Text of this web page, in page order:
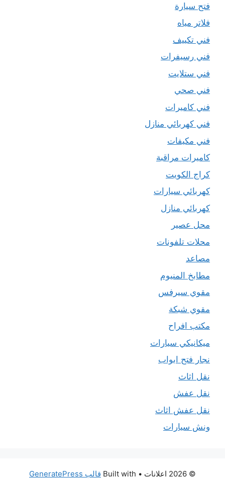
فتح سيارة
فلاتر مياه
فني تكييف
فني رسيفرات
فني ستلايت
فني صحي
فني كاميرات
فني كهربائي منازل
فني مكيفات
كاميرات مراقبة
كراج الكويت
كهربائي سيارات
كهربائي منازل
محل عصير
محلات تلفونات
مصاعد
مطابخ المنيوم
مقوي سيرفس
مقوي شبكة
مكتب افراح
ميكانيكي سيارات
نجار فتح ابواب
نقل اثاث
نقل عفش
نقل عفش اثاث
ونش سيارات
© 2026 اعلانات • Built with قالب GeneratePress